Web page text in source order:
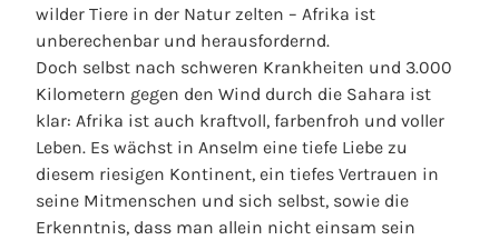
wilder Tiere in der Natur zelten – Afrika ist
unberechenbar und herausfordernd.
Doch selbst nach schweren Krankheiten und 3.000
Kilometern gegen den Wind durch die Sahara ist
klar: Afrika ist auch kraftvoll, farbenfroh und voller
Leben. Es wächst in Anselm eine tiefe Liebe zu
diesem riesigen Kontinent, ein tiefes Vertrauen in
seine Mitmenschen und sich selbst, sowie die
Erkenntnis, dass man allein nicht einsam sein